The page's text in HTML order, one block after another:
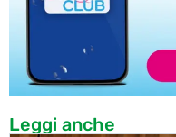
Leggi anche